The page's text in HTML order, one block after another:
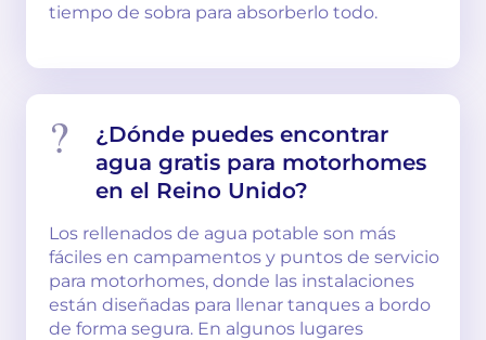
tiempo de sobra para absorberlo todo.
¿Dónde puedes encontrar
agua gratis para motorhomes
en el Reino Unido?
Los rellenados de agua potable son más
fáciles en campamentos y puntos de servicio
para motorhomes, donde las instalaciones
están diseñadas para llenar tanques a bordo
de forma segura. En algunos lugares